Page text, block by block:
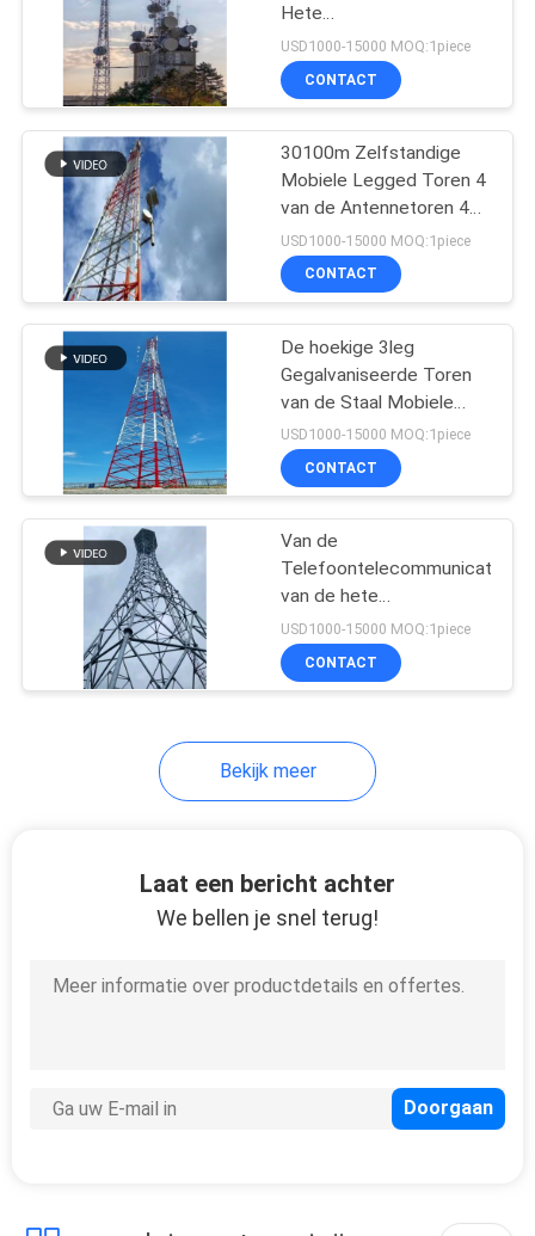
4 Legged Toren
De Toren van de
camouflagecel
Mobiele Celtoren
Snelle
Tower
Hete
ONDERDOMPELING van
het
Telecommunicatiestaal
USD1000-15000 MOQ:1piece
CONTACT
30100m Zelfstandige
Mobiele Legged Toren 4
van de Antennetoren 4G
5g
USD1000-15000 MOQ:1piece
CONTACT
De hoekige 3leg
Gegalvaniseerde Toren
van de Staal Mobiele
Antenne met mw-
Steunen
USD1000-15000 MOQ:1piece
CONTACT
Van de
Telefoontelecommunicatie
van de hete
ONDERDOMPELINGS
Gegalvaniseerde Q345
5g Internet Toren
USD1000-15000 MOQ:1piece
CONTACT
Bekijk meer
Laat een bericht achter
We bellen je snel terug!